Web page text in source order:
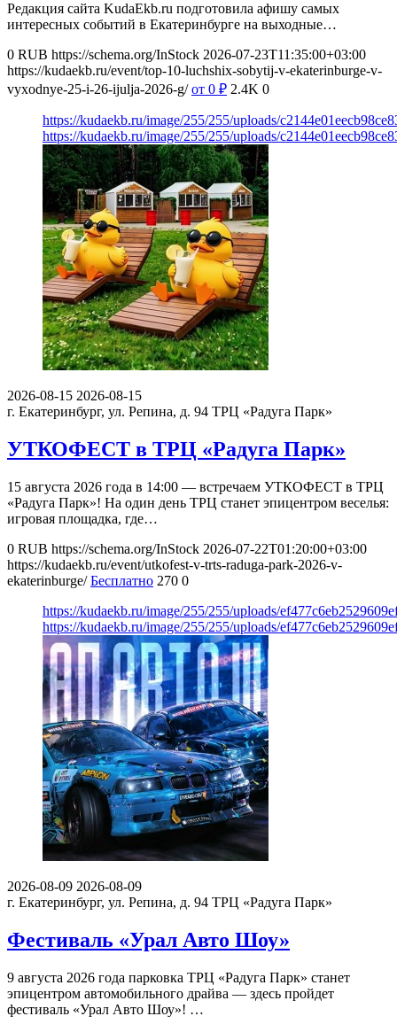
Редакция сайта KudaEkb.ru подготовила афишу самых
интересных событий в Екатеринбурге на выходные…
0 RUB https://schema.org/InStock 2026-07-23T11:35:00+03:00
https://kudaekb.ru/event/top-10-luchshix-sobytij-v-ekaterinburge-v-
vyxodnye-25-i-26-ijulja-2026-g/ от 0 ₽ 2.4K 0
https://kudaekb.ru/image/255/255/uploads/
https://kudaekb.ru/image/255/255/uploads/
2026-08-15 2026-08-15
г. Екатеринбург, ул. Репина, д. 94 ТРЦ «Радуга Парк»
УТКОФЕСТ в ТРЦ «Радуга Парк»
15 августа 2026 года в 14:00 — встречаем УТКОФЕСТ в ТРЦ
«Радуга Парк»! На один день ТРЦ станет эпицентром веселья:
игровая площадка, где…
0 RUB https://schema.org/InStock 2026-07-22T01:20:00+03:00
https://kudaekb.ru/event/utkofest-v-trts-raduga-park-2026-v-
ekaterinburge/ Бесплатно 270 0
https://kudaekb.ru/image/255/255/uploads/
https://kudaekb.ru/image/255/255/uploads/
2026-08-09 2026-08-09
г. Екатеринбург, ул. Репина, д. 94 ТРЦ «Радуга Парк»
Фестиваль «Урал Авто Шоу»
9 августа 2026 года парковка ТРЦ «Радуга Парк» станет
эпицентром автомобильного драйва — здесь пройдет
фестиваль «Урал Авто Шоу»! …